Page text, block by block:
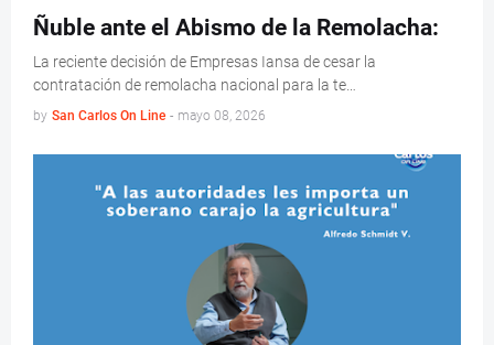
Ñuble ante el Abismo de la Remolacha:
La reciente decisión de Empresas Iansa de cesar la
contratación de remolacha nacional para la te…
by San Carlos On Line - mayo 08, 2026